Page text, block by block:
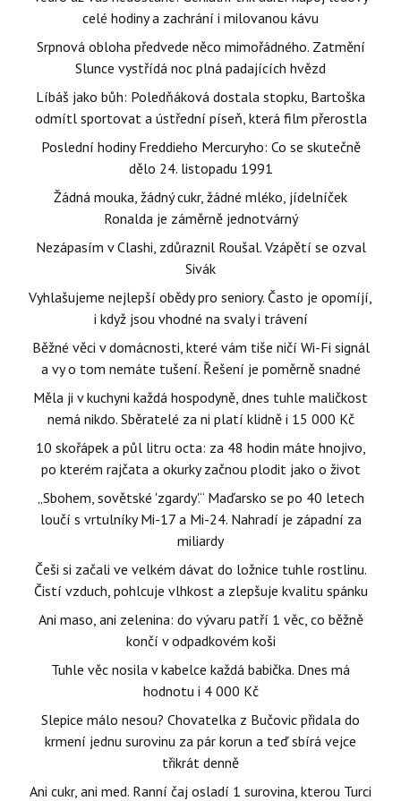
celé hodiny a zachrání i milovanou kávu
Srpnová obloha předvede něco mimořádného. Zatmění
Slunce vystřídá noc plná padajících hvězd
Líbáš jako bůh: Poledňáková dostala stopku, Bartoška
odmítl sportovat a ústřední píseň, která film přerostla
Poslední hodiny Freddieho Mercuryho: Co se skutečně
dělo 24. listopadu 1991
Žádná mouka, žádný cukr, žádné mléko, jídelníček
Ronalda je záměrně jednotvárný
Nezápasím v Clashi, zdůraznil Roušal. Vzápětí se ozval
Sivák
Vyhlašujeme nejlepší obědy pro seniory. Často je opomíjí,
i když jsou vhodné na svaly i trávení
Běžné věci v domácnosti, které vám tiše ničí Wi-Fi signál
a vy o tom nemáte tušení. Řešení je poměrně snadné
Měla ji v kuchyni každá hospodyně, dnes tuhle maličkost
nemá nikdo. Sběratelé za ni platí klidně i 15 000 Kč
10 skořápek a půl litru octa: za 48 hodin máte hnojivo,
po kterém rajčata a okurky začnou plodit jako o život
„Sbohem, sovětské 'zgardy'.“ Maďarsko se po 40 letech
loučí s vrtulníky Mi-17 a Mi-24. Nahradí je západní za
miliardy
Češi si začali ve velkém dávat do ložnice tuhle rostlinu.
Čistí vzduch, pohlcuje vlhkost a zlepšuje kvalitu spánku
Ani maso, ani zelenina: do vývaru patří 1 věc, co běžně
končí v odpadkovém koši
Tuhle věc nosila v kabelce každá babička. Dnes má
hodnotu i 4 000 Kč
Slepice málo nesou? Chovatelka z Bučovic přidala do
krmení jednu surovinu za pár korun a teď sbírá vejce
třikrát denně
Ani cukr, ani med. Ranní čaj osladí 1 surovina, kterou Turci